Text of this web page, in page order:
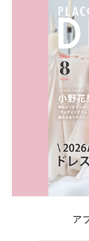
内
一
解
ア